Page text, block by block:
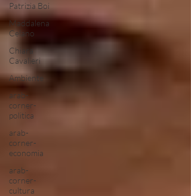
Patrizia Boi
Maddalena
Celano
Chiara
Cavalieri
Ambiente
arab-
corner-
politica
arab-
corner-
economia
arab-
corner-
cultura